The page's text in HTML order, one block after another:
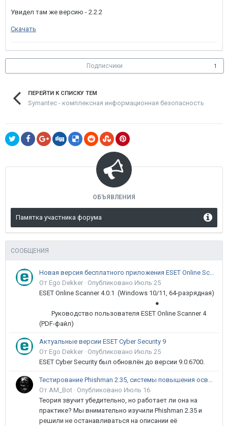
Увидел там же версию - 2.2.2
Скачать
Подписчики 1
ПЕРЕЙТИ К СПИСКУ ТЕМ
Symantec - комплексная информационная безопасность
ОБЪЯВЛЕНИЯ
Памятка участника форума
СООБЩЕНИЯ
Новая версия бесплатного приложения ESET Online Scanner доступна пользователям
От Ego Dekker · Опубликовано Июль 25
ESET Online Scanner 4.0.1 (Windows 10/11, 64-разрядная)
●
Руководство пользователя ESET Online Scanner 4
(PDF-файл)
Актуальные версии ESET Cyber Security 9
От Ego Dekker · Опубликовано Июль 25
ESET Cyber Security был обновлён до версии 9.0.6700.
Тестирование Phishman 2.35, системы повышения осведомлённости пользователей в сфере ИБ
От AM_Bot · Опубликовано Июль 16
Теория звучит убедительно, но работает ли она на
практике? Мы внимательно изучили Phishman 2.35 и
решили не останавливаться на описании её